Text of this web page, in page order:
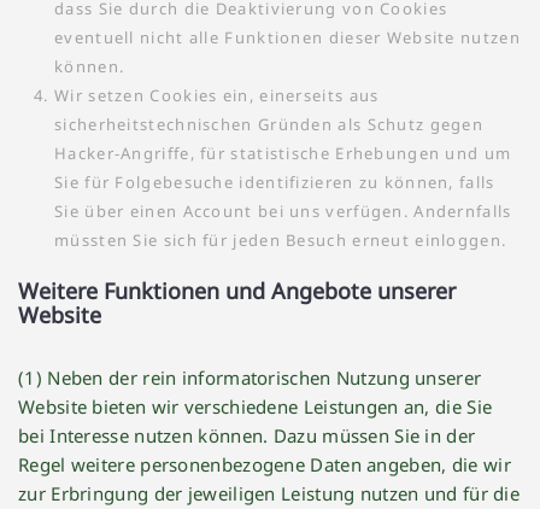
dass Sie durch die Deaktivierung von Cookies
eventuell nicht alle Funktionen dieser Website nutzen
können.
Wir setzen Cookies ein, einerseits aus
sicherheitstechnischen Gründen als Schutz gegen
Hacker-Angriffe, für statistische Erhebungen und um
Sie für Folgebesuche identifizieren zu können, falls
Sie über einen Account bei uns verfügen. Andernfalls
müssten Sie sich für jeden Besuch erneut einloggen.
Weitere Funktionen und Angebote unserer
Website
(1) Neben der rein informatorischen Nutzung unserer
Website bieten wir verschiedene Leistungen an, die Sie
bei Interesse nutzen können. Dazu müssen Sie in der
Regel weitere personenbezogene Daten angeben, die wir
zur Erbringung der jeweiligen Leistung nutzen und für die